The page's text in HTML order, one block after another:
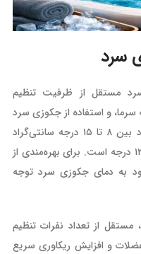
سرد
مستقل از ظرفیت تنظیم
و استفاده از جکوزی سرد
کوتاه‌مدت است. بازه دمایی جکوزی سرد بین ۸ تا ۱۵ درجه سانتی‌گراد
است و بازه کاربردی و ایمن معمولاً ۱۰ تا ۱۲ درجه است. برای بهره‌مندی از
به دمای جکوزی سرد توجه
از تعداد نفرات تنظیم
و افزایش ریکاوری سریع